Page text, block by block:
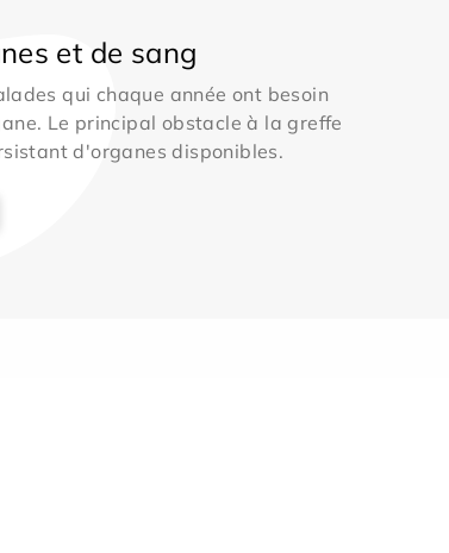
et de sang
qui chaque année ont besoin
Le principal obstacle à la greffe
d'organes disponibles.